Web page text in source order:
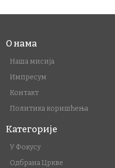
О нама
Наша мисија
Импресум
Контакт
Политика коришћења
Категорије
У Фокусу
Одбрана Цркве